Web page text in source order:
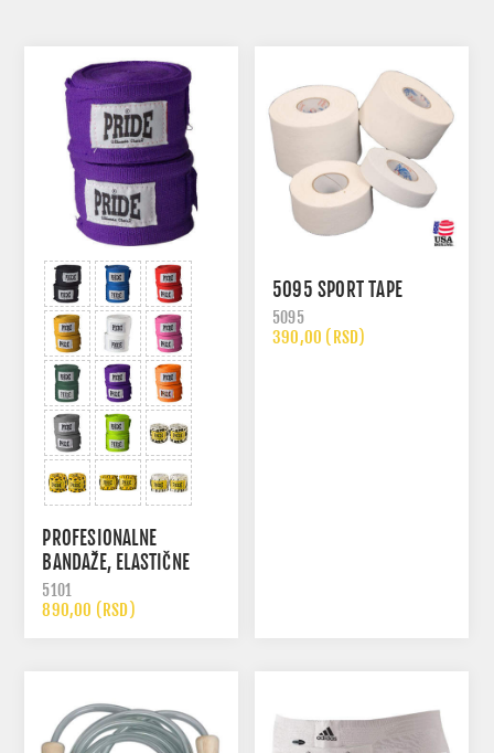
PROFESIONALNE
BANDAŽE, ELASTIČNE
5101
890,00 (RSD)
5095 SPORT TAPE
5095
390,00 (RSD)